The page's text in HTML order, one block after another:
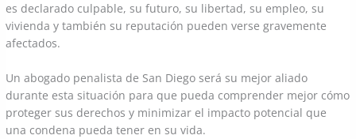
es declarado culpable, su futuro, su libertad, su empleo, su
vivienda y también su reputación pueden verse gravemente
afectados.
Un abogado penalista de San Diego será su mejor aliado
durante esta situación para que pueda comprender mejor cómo
proteger sus derechos y minimizar el impacto potencial que
una condena pueda tener en su vida.